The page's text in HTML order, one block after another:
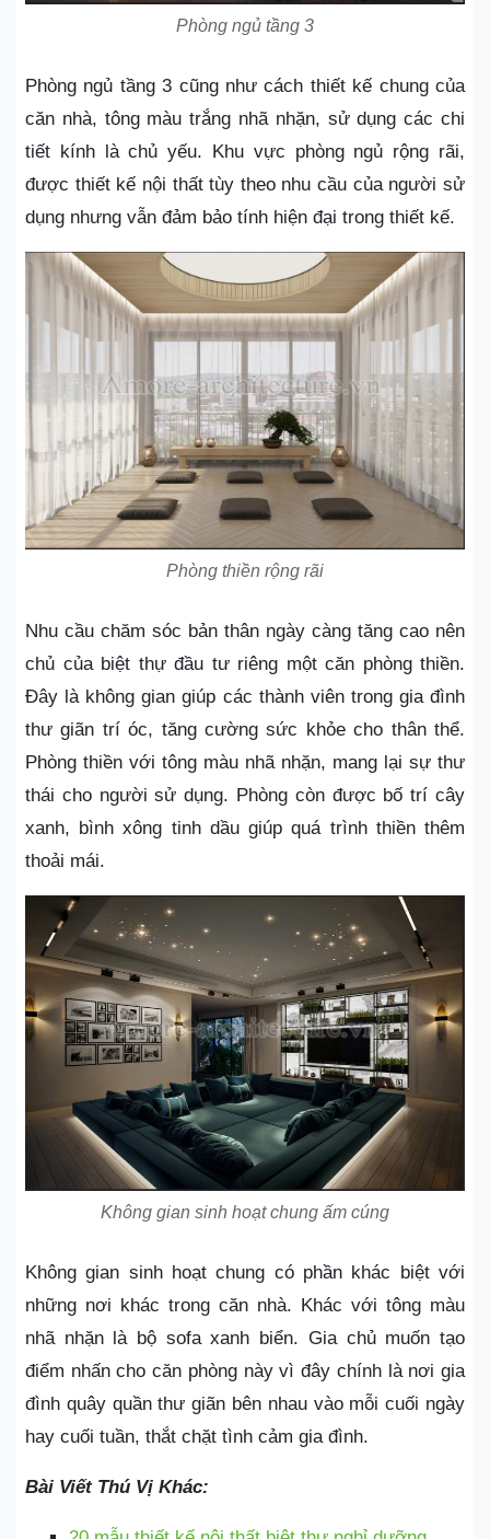
Phòng ngủ tầng 3
Phòng ngủ tầng 3 cũng như cách thiết kế chung của
căn nhà, tông màu trắng nhã nhặn, sử dụng các chi
tiết kính là chủ yếu. Khu vực phòng ngủ rộng rãi,
được thiết kế nội thất tùy theo nhu cầu của người sử
dụng nhưng vẫn đảm bảo tính hiện đại trong thiết kế.
Phòng thiền rộng rãi
Nhu cầu chăm sóc bản thân ngày càng tăng cao nên
chủ của biệt thự đầu tư riêng một căn phòng thiền.
Đây là không gian giúp các thành viên trong gia đình
thư giãn trí óc, tăng cường sức khỏe cho thân thể.
Phòng thiền với tông màu nhã nhặn, mang lại sự thư
thái cho người sử dụng. Phòng còn được bố trí cây
xanh, bình xông tinh dầu giúp quá trình thiền thêm
thoải mái.
Không gian sinh hoạt chung ấm cúng
Không gian sinh hoạt chung có phần khác biệt với
những nơi khác trong căn nhà. Khác với tông màu
nhã nhặn là bộ sofa xanh biển. Gia chủ muốn tạo
điểm nhấn cho căn phòng này vì đây chính là nơi gia
đình quây quần thư giãn bên nhau vào mỗi cuối ngày
hay cuối tuần, thắt chặt tình cảm gia đình.
Bài Viết Thú Vị Khác: